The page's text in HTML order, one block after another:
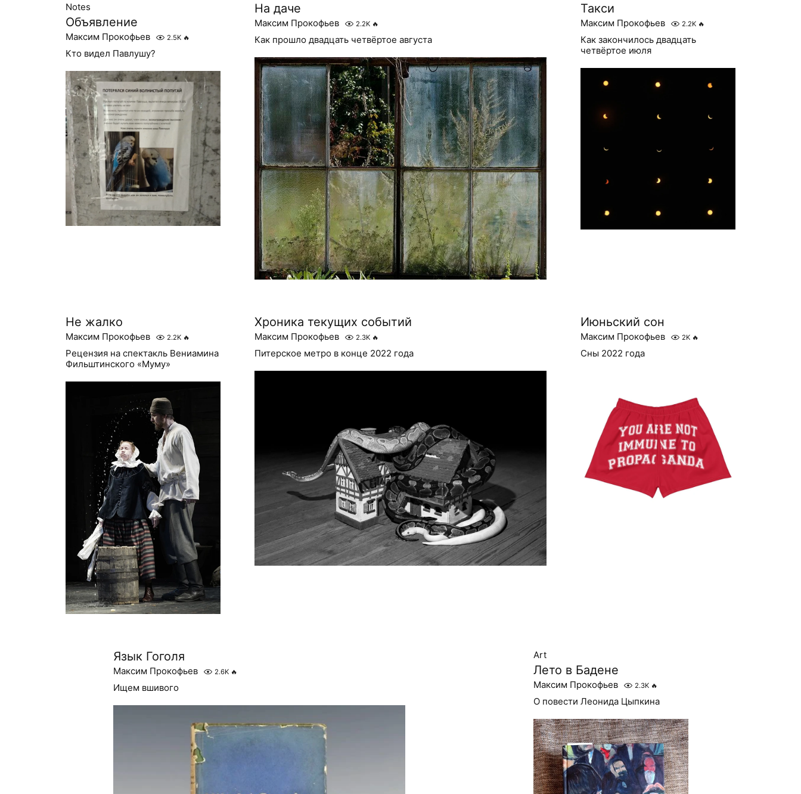
Notes
Объявление
Максим Прокофьев 2.5K 🔥
Кто видел Павлушу?
На даче
Максим Прокофьев 2.2K 🔥
Как прошло двадцать четвёртое августа
Такси
Максим Прокофьев 2.2K 🔥
Как закончилось двадцать
четвёртое июля
Не жалко
Максим Прокофьев 2.2K 🔥
Рецензия на спектакль Вениамина
Фильштинского «Муму»
Хроника текущих событий
Максим Прокофьев 2.3K 🔥
Питерское метро в конце 2022 года
Июньский сон
Максим Прокофьев 2K 🔥
Сны 2022 года
Язык Гоголя
Максим Прокофьев 2.6K 🔥
Ищем вшивого
Art
Лето в Бадене
Максим Прокофьев 2.3K 🔥
О повести Леонида Цыпкина